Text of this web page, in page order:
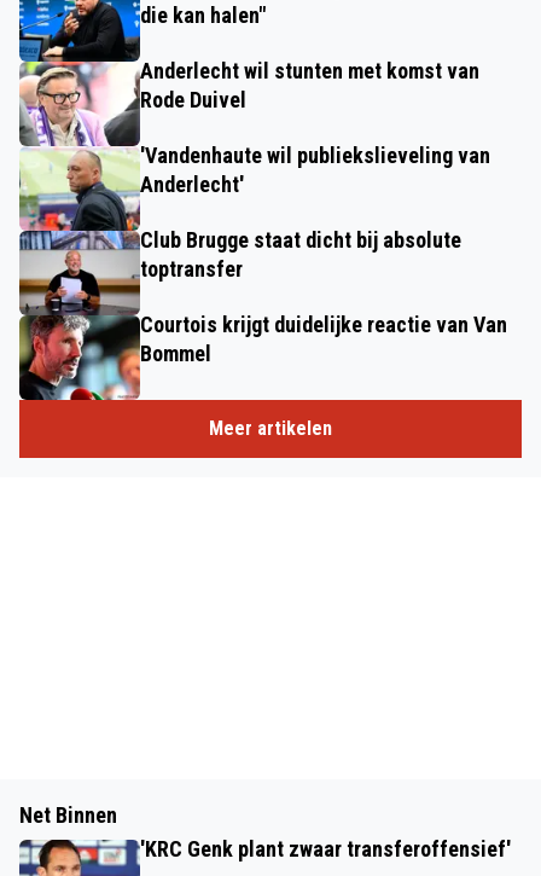
die kan halen"
Anderlecht wil stunten met komst van
Rode Duivel
'Vandenhaute wil publiekslieveling van
Anderlecht'
Club Brugge staat dicht bij absolute
toptransfer
Courtois krijgt duidelijke reactie van Van
Bommel
Meer artikelen
Net Binnen
'KRC Genk plant zwaar transferoffensief'